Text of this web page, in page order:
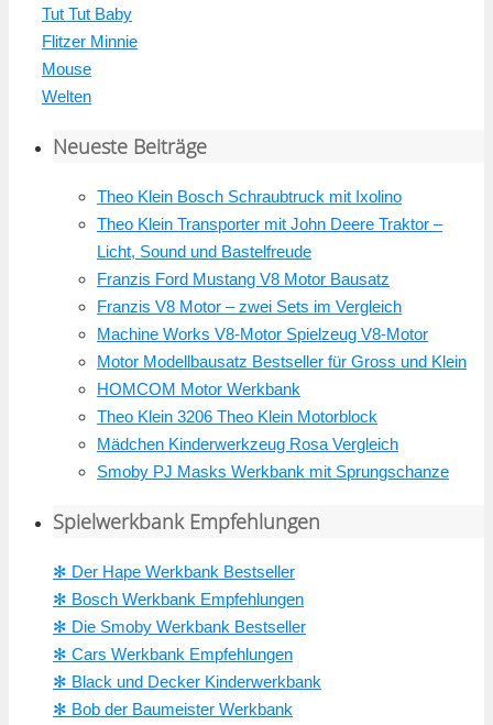
Tut Tut Baby
Flitzer Minnie
Mouse
Welten
Neueste Beiträge
Theo Klein Bosch Schraubtruck mit Ixolino
Theo Klein Transporter mit John Deere Traktor –
Licht, Sound und Bastelfreude
Franzis Ford Mustang V8 Motor Bausatz
Franzis V8 Motor – zwei Sets im Vergleich
Machine Works V8-Motor Spielzeug V8-Motor
Motor Modellbausatz Bestseller für Gross und Klein
HOMCOM Motor Werkbank
Theo Klein 3206 Theo Klein Motorblock
Mädchen Kinderwerkzeug Rosa Vergleich
Smoby PJ Masks Werkbank mit Sprungschanze
Spielwerkbank Empfehlungen
✻ Der Hape Werkbank Bestseller
✻ Bosch Werkbank Empfehlungen
✻ Die Smoby Werkbank Bestseller
✻ Cars Werkbank Empfehlungen
✻ Black und Decker Kinderwerkbank
✻ Bob der Baumeister Werkbank